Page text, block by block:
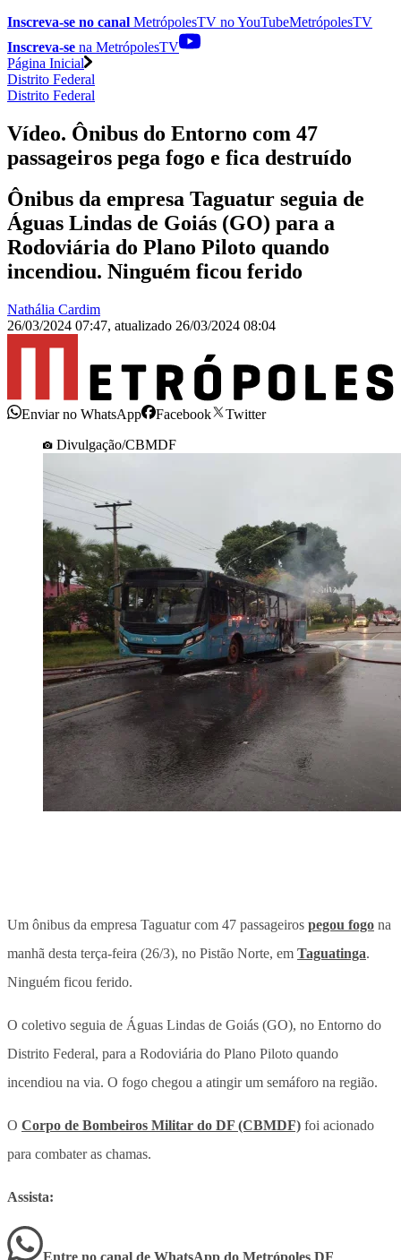
Inscreva-se no canal MetrópolesTV noYouTubeMetrópolesTV
Inscreva-se na MetrópolesTV
Página Inicial
Distrito Federal
Distrito Federal
Vídeo. Ônibus do Entorno com 47
passageiros pega fogo e fica destruído
Ônibus da empresa Taguatur seguia de
Águas Lindas de Goiás (GO) para a
Rodoviária do Plano Piloto quando
incendiou. Ninguém ficou ferido
Nathália Cardim
26/03/2024 07:47, atualizado 26/03/2024 08:04
Enviar no WhatsApp Facebook
Twitter
Divulgação/CBMDF
Um ônibus da empresa Taguatur com 47 passageiros pegou fogo na
manhã desta terça-feira (26/3), no Pistão Norte, em Taguatinga.
Ninguém ficou ferido.
O coletivo seguia de Águas Lindas de Goiás (GO), no Entorno do
Distrito Federal, para a Rodoviária do Plano Piloto quando
incendiou na via. O fogo chegou a atingir um semáforo na região.
O Corpo de Bombeiros Militar do DF (CBMDF) foi acionado
para combater as chamas.
Assista:
Entre no canal de WhatsApp do Metrópoles DF